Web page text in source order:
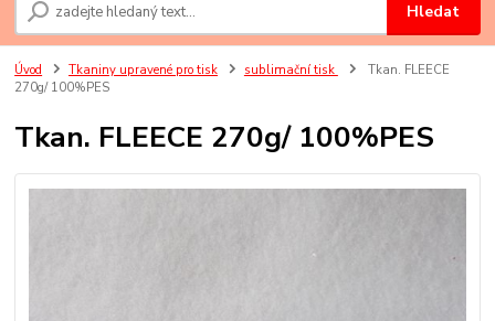
Hledat
Úvod Tkaniny upravené pro tisk sublimační tisk
Tkan. FLEECE
270g/ 100%PES
Tkan. FLEECE 270g/ 100%PES